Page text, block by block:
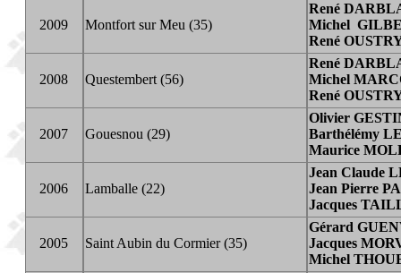
2009 Montfort sur Meu (35)
René
Michel
René
2008 Questembert (56)
René
Michel
René
2007 Gouesnou (29)
Olivier
Barthélémy
Maurice
2006 Lamballe (22)
Jean Claude
Jean Pierre
Jacques
2005 Saint Aubin du Cormier (35)
Gérard
Jacques
Michel